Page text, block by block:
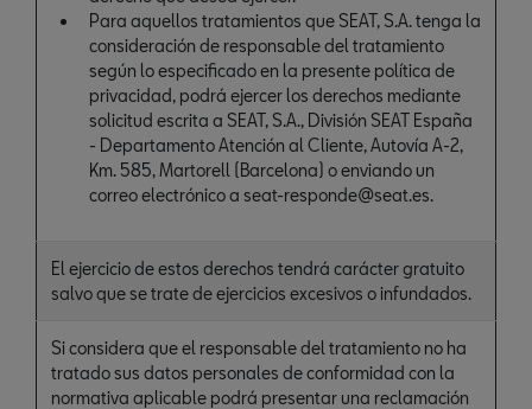
Para aquellos tratamientos que SEAT, S.A. tenga la
consideración de responsable del tratamiento
según lo especificado en la presente política de
privacidad, podrá ejercer los derechos mediante
solicitud escrita a SEAT, S.A., División SEAT España
- Departamento Atención al Cliente, Autovía A-2,
Km. 585, Martorell (Barcelona) o enviando un
correo electrónico a seat-responde@seat.es.
El ejercicio de estos derechos tendrá carácter gratuito
salvo que se trate de ejercicios excesivos o infundados.
Si considera que el responsable del tratamiento no ha
tratado sus datos personales de conformidad con la
normativa aplicable podrá presentar una reclamación